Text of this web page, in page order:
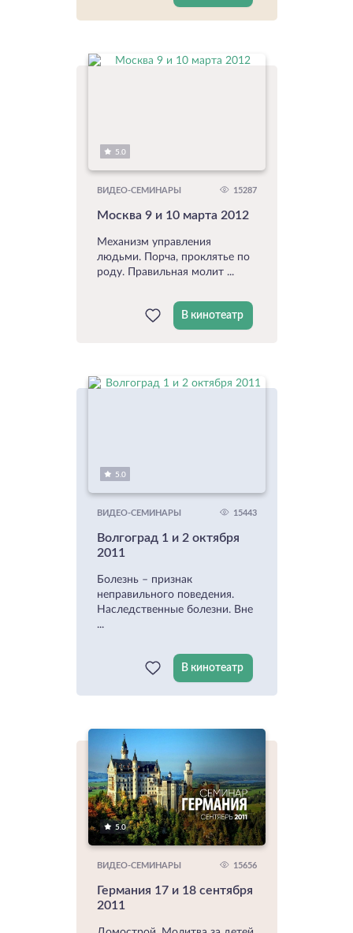
5.0
ВИДЕО-СЕМИНАРЫ 15287
Москва 9 и 10 марта 2012
Механизм управления
людьми. Порча, проклятье по
роду. Правильная молит ...
В кинотеатр
5.0
ВИДЕО-СЕМИНАРЫ 15443
Волгоград 1 и 2 октября
2011
Болезнь – признак
неправильного поведения.
Наследственные болезни. Вне
...
В кинотеатр
5.0
ВИДЕО-СЕМИНАРЫ 15656
Германия 17 и 18 сентября
2011